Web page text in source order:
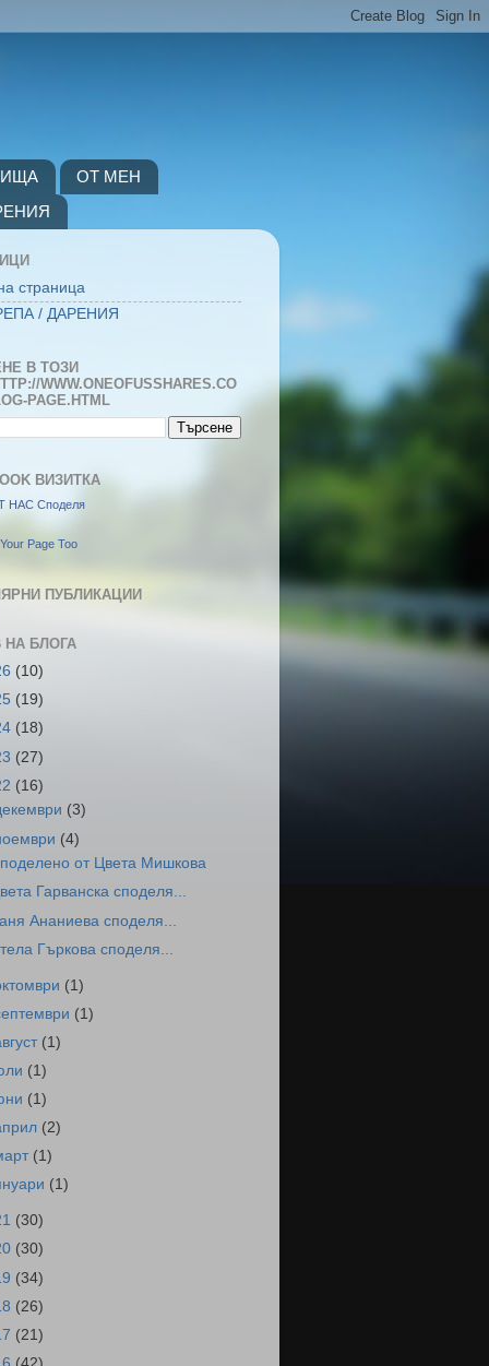
ОТ МЕН
страница
/ ДАРЕНИЯ
В ТОЗИ
WWW.ONEOFUSSHARES.CO
PAGE.HTML
ВИЗИТКА
НАС Споделя
Page Too
ПУБЛИКАЦИИ
НА БЛОГА
(10)
(19)
(18)
(27)
(16)
(3)
(4)
от Цвета Мишкова
Гарванска споделя...
Ананиева споделя...
Гъркова споделя...
(1)
(1)
(1)
(1)
(1)
(2)
(1)
(1)
(30)
(30)
(34)
(26)
(21)